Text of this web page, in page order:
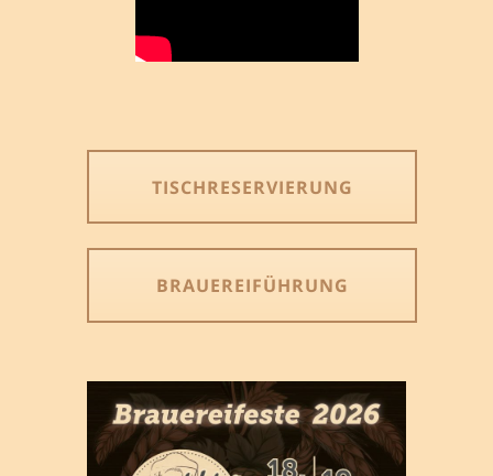
TISCHRESERVIERUNG
BRAUEREIFÜHRUNG